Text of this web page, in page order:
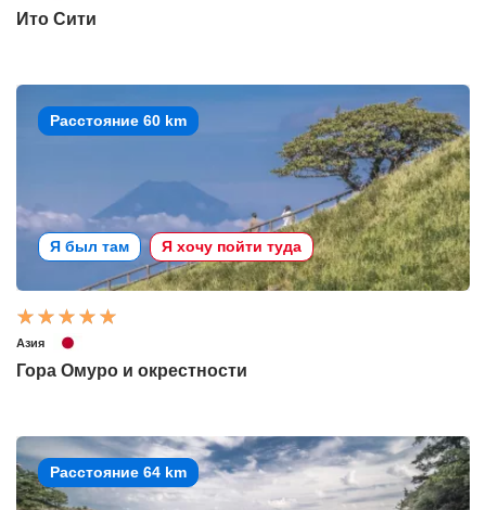
Ито Сити
Расстояние 60 km
Я был там Я хочу пойти туда
Азия
Гора Омуро и окрестности
Расстояние 64 km